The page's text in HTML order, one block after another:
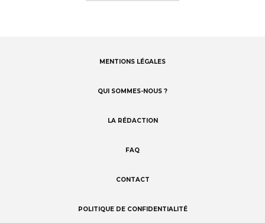
MENTIONS LÉGALES
QUI SOMMES-NOUS ?
LA RÉDACTION
FAQ
CONTACT
POLITIQUE DE CONFIDENTIALITÉ